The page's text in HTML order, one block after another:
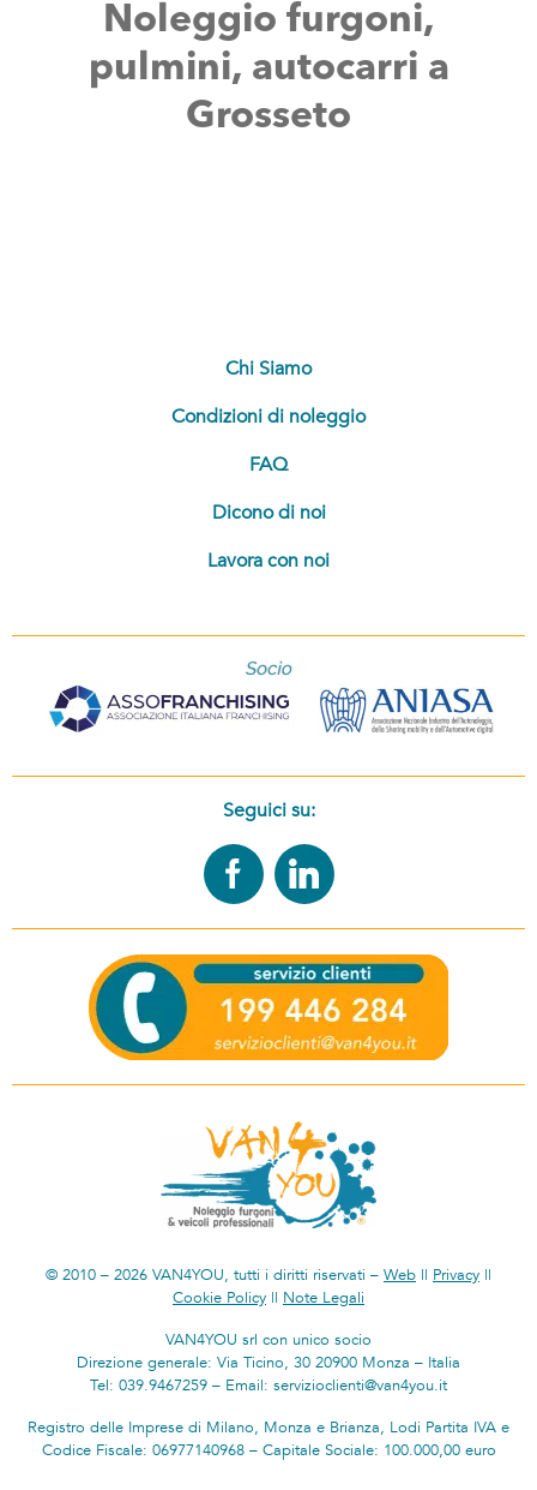
Noleggio furgoni,
pulmini, autocarri a
Grosseto
Chi Siamo
Condizioni di noleggio
FAQ
Dicono di noi
Lavora con noi
Seguici su:
© 2010 – 2026 VAN4YOU, tutti i diritti riservati – Web || Privacy ||
Cookie Policy || Note Legali
VAN4YOU srl con unico socio
Direzione generale: Via Ticino, 30 20900 Monza – Italia
Tel: 039.9467259 – Email: servizioclienti@van4you.it
Registro delle Imprese di Milano, Monza e Brianza, Lodi Partita IVA e
Codice Fiscale: 06977140968 – Capitale Sociale: 100.000,00 euro